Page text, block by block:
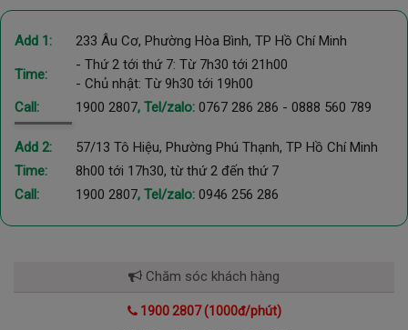
Add 1: 233 Âu Cơ, Phường Hòa Bình, TP Hồ Chí Minh
Time:
- Thứ 2 tới thứ 7: Từ 7h30 tới 21h00
- Chủ nhật: Từ 9h30 tới 19h00
Call:
1900 2807, Tel/zalo: 0767 286 286 - 0888 560 789
Add 2:
57/13 Tô Hiệu, Phường Phú Thạnh, TP Hồ Chí Minh
Time:
8h00 tới 17h30, từ thứ 2 đến thứ 7
Call:
1900 2807, Tel/zalo: 0946 256 286
Chăm sóc khách hàng
1900 2807 (1000đ/phút)